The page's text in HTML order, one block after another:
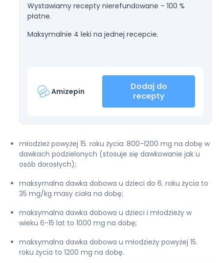
Wystawiamy recepty nierefundowane – 100 %
płatne.
Maksymalnie 4 leki na jednej recepcie.
Amizepin
Dodaj do
recepty
młodzież powyżej 15. roku życia: 800-1200 mg na dobę w
dawkach podzielonych (stosuje się dawkowanie jak u
osób dorosłych);
maksymalna dawka dobowa u dzieci do 6. roku życia to
35 mg/kg masy ciała na dobę;
maksymalna dawka dobowa u dzieci i młodzieży w
wieku 6-15 lat to 1000 mg na dobę;
maksymalna dawka dobowa u młodzieży powyżej 15.
roku życia to 1200 mg na dobę.